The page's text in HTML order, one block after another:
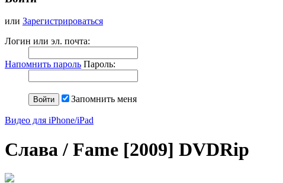
или Зарегистрироваться
Логин или эл. почта:
Напомнить пароль Пароль:
Запомнить меня
Видео для iPhone/iPad
Слава / Fame [2009] DVDRip